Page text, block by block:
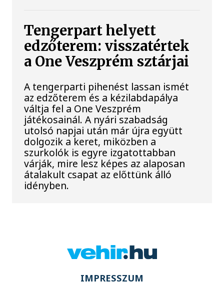
Tengerpart helyett
edzőterem: visszatértek
a One Veszprém sztárjai
A tengerparti pihenést lassan ismét
az edzőterem és a kézilabdapálya
váltja fel a One Veszprém
játékosainál. A nyári szabadság
utolsó napjai után már újra együtt
dolgozik a keret, miközben a
szurkolók is egyre izgatottabban
várják, mire lesz képes az alaposan
átalakult csapat az előttünk álló
idényben.
IMPRESSZUM